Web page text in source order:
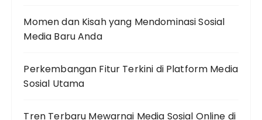
Momen dan Kisah yang Mendominasi Sosial
Media Baru Anda
Perkembangan Fitur Terkini di Platform Media
Sosial Utama
Tren Terbaru Mewarnai Media Sosial Online di